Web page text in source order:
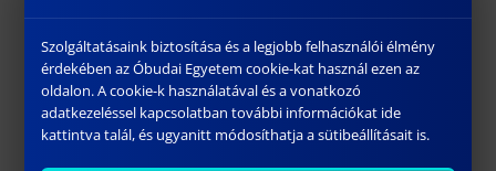
eséllyel pályázhatnak.
Felvételi eljárás:a duális képzést az egyetem
a hagyományos felvételi eljárás keretében
Szolgáltatásaink biztosítása és a legjobb felhasználói élmény
érdekében az Óbudai Egyetem cookie-kat használ ezen az
oldalon. A cookie-k használatával és a vonatkozó
adatkezeléssel kapcsolatban további információkat ide
kattintva talál, és ugyanitt módosíthatja a sütibeállításait is.